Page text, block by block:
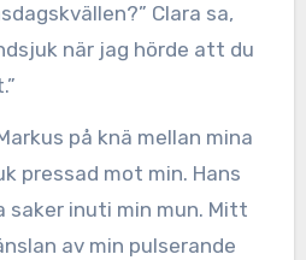
Clara sa,
när jag hörde att du
på knä mellan mina
pressad mot min. Hans
saker inuti min mun. Mitt
av min pulserande